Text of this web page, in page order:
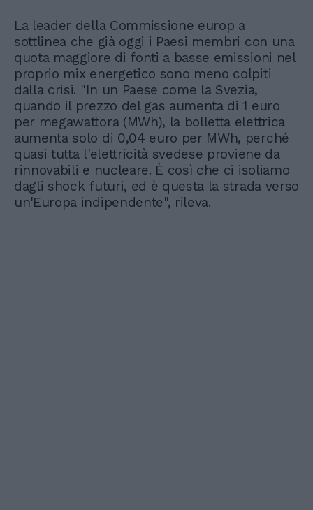
La leader della Commissione europ a
sottlinea che già oggi i Paesi membri con una
quota maggiore di fonti a basse emissioni nel
proprio mix energetico sono meno colpiti
dalla crisi. "In un Paese come la Svezia,
quando il prezzo del gas aumenta di 1 euro
per megawattora (MWh), la bolletta elettrica
aumenta solo di 0,04 euro per MWh, perché
quasi tutta l'elettricità svedese proviene da
rinnovabili e nucleare. È così che ci isoliamo
dagli shock futuri, ed è questa la strada verso
un'Europa indipendente", rileva.